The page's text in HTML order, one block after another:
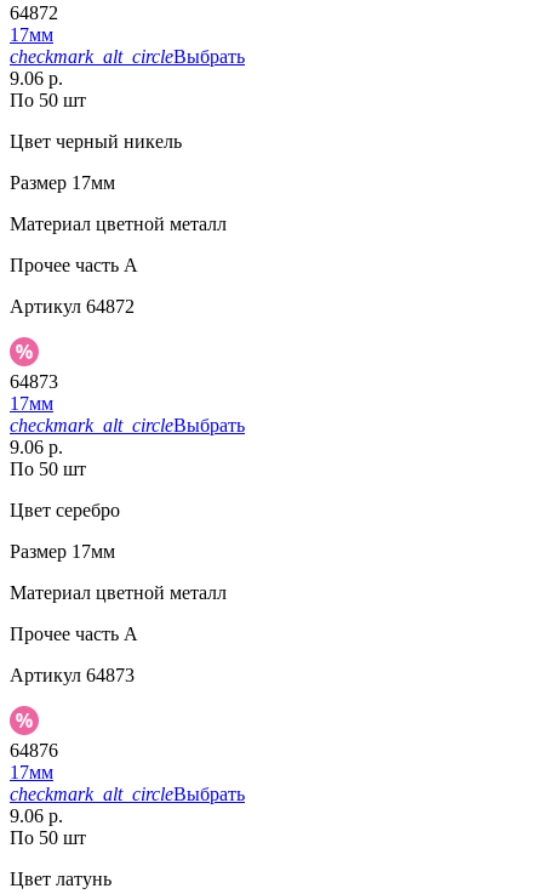
64872
17мм
checkmark_alt_circleВыбрать
9.06 р.
По 50 шт
Цвет черный никель
Размер 17мм
Материал цветной металл
Прочее часть A
Артикул 64872
64873
17мм
checkmark_alt_circleВыбрать
9.06 р.
По 50 шт
Цвет серебро
Размер 17мм
Материал цветной металл
Прочее часть A
Артикул 64873
64876
17мм
checkmark_alt_circleВыбрать
9.06 р.
По 50 шт
Цвет латунь